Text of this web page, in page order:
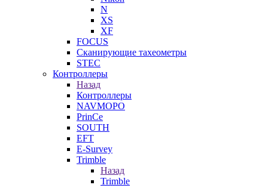
N
XS
XF
FOCUS
Сканирующие тахеометры
STEC
Контроллеры
Назад
Контроллеры
NAVMOPO
PrinCe
SOUTH
EFT
E-Survey
Trimble
Назад
Trimble